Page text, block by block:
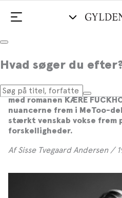
Hvad søger du
”Samfundet er
ikke”
Den franske forfatter
med romanen KÆRE
nuancerne frem i MeToo-
stærkt venskab vokse frem
forskelligheder.
Af Sisse Tvegaard Andersen /